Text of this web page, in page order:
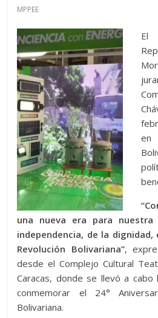
MPPEE
El
en
una nueva era para
independencia, de la
Revolución Bolivariana”,
desde el Complejo Cultural
Caracas, donde se llevó a cabo
conmemorar el 24°
Bolivariana.